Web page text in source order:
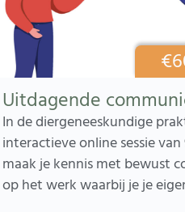
€
Uitdagende
In de diergeneeskundige
interactieve online sessie
maak je kennis met bewust
op het werk waarbij je je